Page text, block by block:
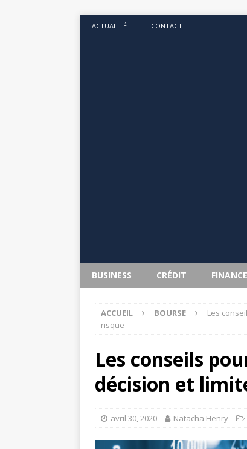
ACTUALITÉ CONTACT
BUSINESS CRÉDIT
ACCUEIL BOURSE
Les
risque
Les conseils
décision et
avril 30, 2020 Natacha Henry